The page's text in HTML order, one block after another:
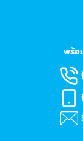
พร้อ